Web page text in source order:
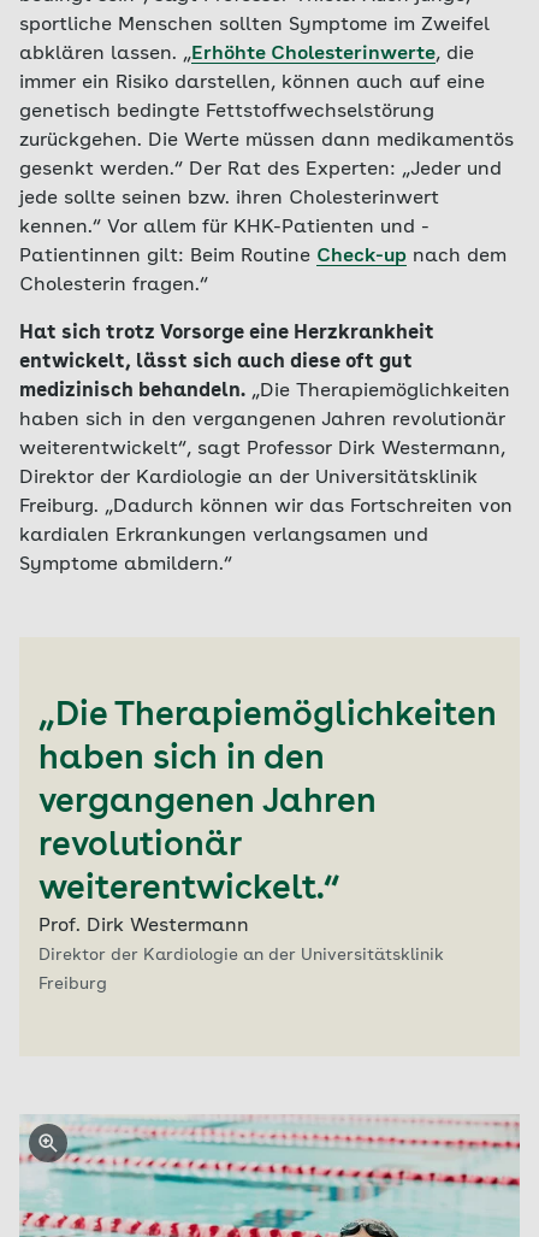
sportliche Menschen sollten Symptome im Zweifel
abklären lassen. „Erhöhte Cholesterinwerte, die
immer ein Risiko darstellen, können auch auf eine
genetisch bedingte Fettstoffwechselstörung
zurückgehen. Die Werte müssen dann medikamentös
gesenkt werden.“ Der Rat des Experten: „Jeder und
jede sollte seinen bzw. ihren Cholesterinwert
kennen.“ Vor allem für KHK-Patienten und -
Patientinnen gilt: Beim Routine Check-up nach dem
Cholesterin fragen.“
Hat sich trotz Vorsorge eine Herzkrankheit
entwickelt, lässt sich auch diese oft gut
medizinisch behandeln. „Die Therapiemöglichkeiten
haben sich in den vergangenen Jahren revolutionär
weiterentwickelt“, sagt Professor Dirk Westermann,
Direktor der Kardiologie an der Universitätsklinik
Freiburg. „Dadurch können wir das Fortschreiten von
kardialen Erkrankungen verlangsamen und
Symptome abmildern.“
„Die Therapiemöglichkeiten
haben sich in den
vergangenen Jahren
revolutionär
weiterentwickelt.“
Prof. Dirk Westermann
Direktor der Kardiologie an der Universitätsklinik
Freiburg